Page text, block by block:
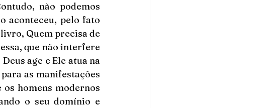
não podemos
aconteceu, pelo fato
Quem precisa de
que não interfere
age e Ele atua na
as manifestações
os homens modernos
o seu domínio e